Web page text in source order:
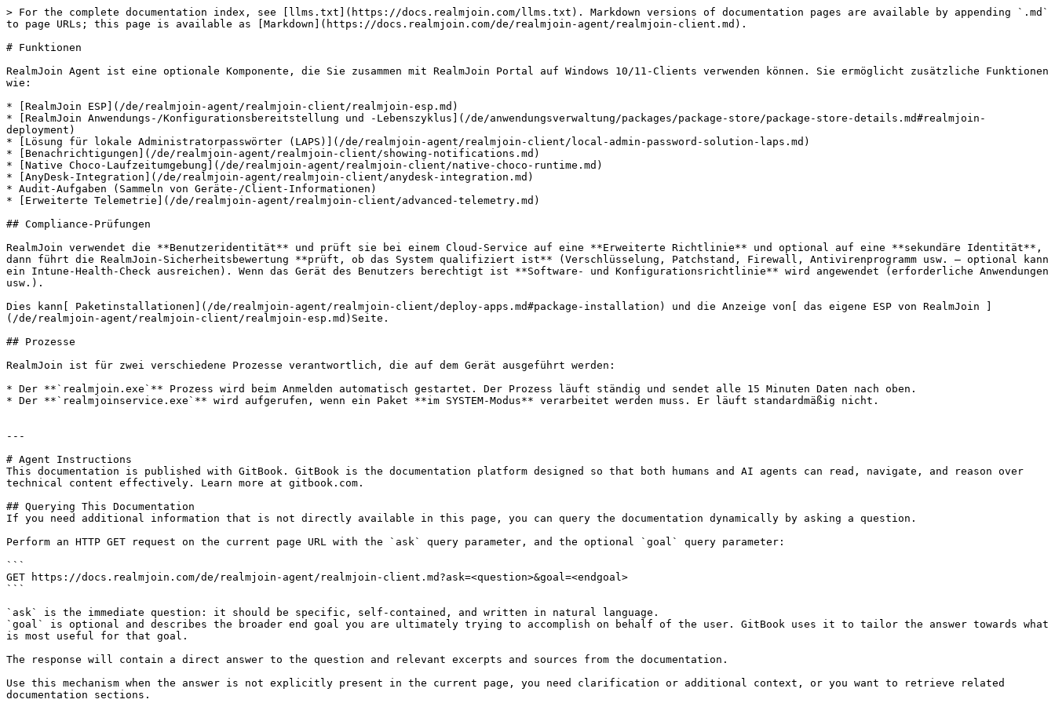
> For the complete documentation index, see [llms.txt](https://docs.realmjoin.com/llms.txt). Markdown versions of documentation pages are available by appending `.md`
to page URLs; this page is available as [Markdown](https://docs.realmjoin.com/de/realmjoin-agent/realmjoin-client.md).
# Funktionen
RealmJoin Agent ist eine optionale Komponente, die Sie zusammen mit RealmJoin Portal auf Windows 10/11-Clients verwenden können. Sie ermöglicht zusätzliche Funktionen
wie:
* [RealmJoin ESP](/de/realmjoin-agent/realmjoin-client/realmjoin-esp.md)
* [RealmJoin Anwendungs-/Konfigurationsbereitstellung und -Lebenszyklus](/de/anwendungsverwaltung/packages/package-store/package-store-details.md#realmjoin-
deployment)
* [Lösung für lokale Administratorpasswörter (LAPS)](/de/realmjoin-agent/realmjoin-client/local-admin-password-solution-laps.md)
* [Benachrichtigungen](/de/realmjoin-agent/realmjoin-client/showing-notifications.md)
* [Native Choco-Laufzeitumgebung](/de/realmjoin-agent/realmjoin-client/native-choco-runtime.md)
* [AnyDesk-Integration](/de/realmjoin-agent/realmjoin-client/anydesk-integration.md)
* Audit-Aufgaben (Sammeln von Geräte-/Client-Informationen)
* [Erweiterte Telemetrie](/de/realmjoin-agent/realmjoin-client/advanced-telemetry.md)
## Compliance-Prüfungen
RealmJoin verwendet die **Benutzeridentität** und prüft sie bei einem Cloud-Service auf eine **Erweiterte Richtlinie** und optional auf eine **sekundäre Identität**,
dann führt die RealmJoin-Sicherheitsbewertung **prüft, ob das System qualifiziert ist** (Verschlüsselung, Patchstand, Firewall, Antivirenprogramm usw. – optional kann
ein Intune-Health-Check ausreichen). Wenn das Gerät des Benutzers berechtigt ist **Software- und Konfigurationsrichtlinie** wird angewendet (erforderliche Anwendungen
usw.).
Dies kann[ Paketinstallationen](/de/realmjoin-agent/realmjoin-client/deploy-apps.md#package-installation) und die Anzeige von[ das eigene ESP von RealmJoin ]
(/de/realmjoin-agent/realmjoin-client/realmjoin-esp.md)Seite.
## Prozesse
RealmJoin ist für zwei verschiedene Prozesse verantwortlich, die auf dem Gerät ausgeführt werden:
* Der **`realmjoin.exe`** Prozess wird beim Anmelden automatisch gestartet. Der Prozess läuft ständig und sendet alle 15 Minuten Daten nach oben.
* Der **`realmjoinservice.exe`** wird aufgerufen, wenn ein Paket **im SYSTEM-Modus** verarbeitet werden muss. Er läuft standardmäßig nicht.
---
# Agent Instructions
This documentation is published with GitBook. GitBook is the documentation platform designed so that both humans and AI agents can read, navigate, and reason over
technical content effectively. Learn more at gitbook.com.
## Querying This Documentation
If you need additional information that is not directly available in this page, you can query the documentation dynamically by asking a question.
Perform an HTTP GET request on the current page URL with the `ask` query parameter, and the optional `goal` query parameter:
```
GET https://docs.realmjoin.com/de/realmjoin-agent/realmjoin-client.md?ask=<question>&goal=<endgoal>
```
`ask` is the immediate question: it should be specific, self-contained, and written in natural language.
`goal` is optional and describes the broader end goal you are ultimately trying to accomplish on behalf of the user. GitBook uses it to tailor the answer towards what
is most useful for that goal.
The response will contain a direct answer to the question and relevant excerpts and sources from the documentation.
Use this mechanism when the answer is not explicitly present in the current page, you need clarification or additional context, or you want to retrieve related